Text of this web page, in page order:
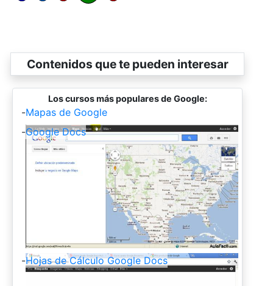
Contenidos que te pueden interesar
Los cursos más populares de Google:
-Mapas de Google
-Google Docs
-Hojas de Cálculo Google Docs